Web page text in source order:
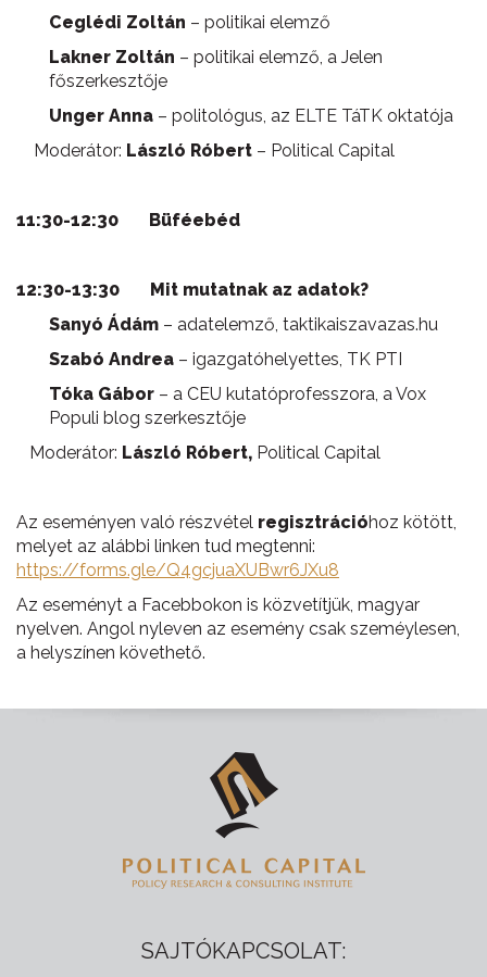
Ceglédi Zoltán – politikai elemző
Lakner Zoltán – politikai elemző, a Jelen
főszerkesztője
Unger Anna – politológus, az ELTE TáTK oktatója
Moderátor: László Róbert – Political Capital
11:30-12:30 Büféebéd
12:30-13:30 Mit mutatnak az adatok?
Sanyó Ádám – adatelemző, taktikaiszavazas.hu
Szabó Andrea – igazgatóhelyettes, TK PTI
Tóka Gábor – a CEU kutatóprofesszora, a Vox
Populi blog szerkesztője
Moderátor: László Róbert, Political Capital
Az eseményen való részvétel regisztrációhoz kötött,
melyet az alábbi linken tud megtenni:
https://forms.gle/Q4gcjuaXUBwr6JXu8
Az eseményt a Facebbokon is közvetítjük, magyar
nyelven. Angol nyleven az esemény csak szeméylesen,
a helyszínen követhető.
SAJTÓKAPCSOLAT: